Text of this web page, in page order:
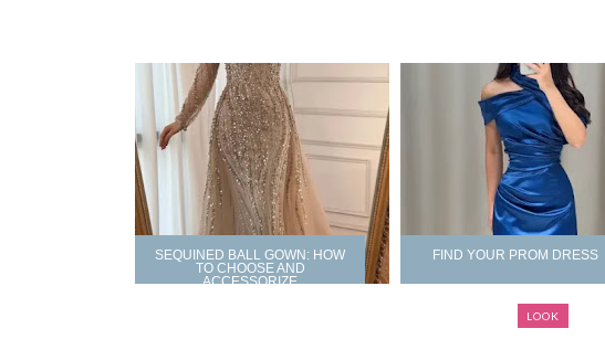
SEQUINED BALL GOWN: HOW
TO CHOOSE AND
ACCESSORIZE
FIND YOUR PROM DRESS
LOOK